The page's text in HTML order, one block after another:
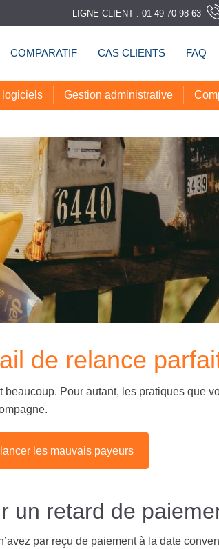
LIGNE CLIENT : 01 49 70 98 63
COMPARATIF CAS CLIENTS FAQ
logiciels Gestion administrative
de relance
Pour autant, les pratiques que
les mauvais payeurs
un retard de
par reçu de paiement à la date